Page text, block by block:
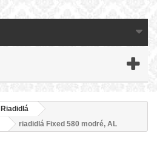
Riadidlá
riadidlá Fixed 580 modré, AL